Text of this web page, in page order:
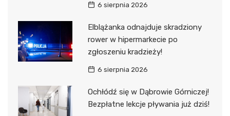
6 sierpnia 2026
Elblążanka odnajduje skradziony
rower w hipermarkecie po
zgłoszeniu kradzieży!
6 sierpnia 2026
Ochłódź się w Dąbrowie Górniczej!
Bezpłatne lekcje pływania już dziś!